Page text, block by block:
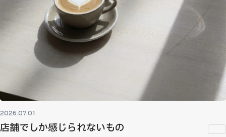
2026.07.01
店舗でしか感じられないもの